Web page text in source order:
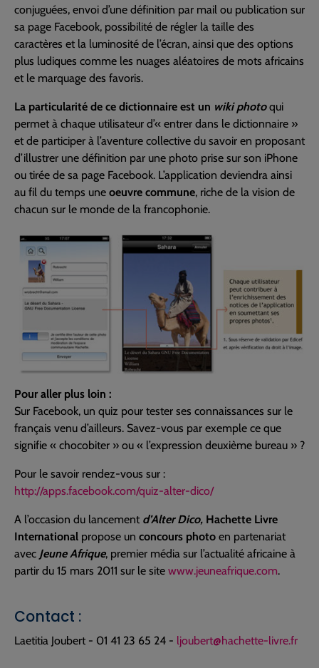
conjuguées, envoi d’une définition par mail ou publication sur
sa page Facebook, possibilité de régler la taille des
caractères et la luminosité de l’écran, ainsi que des options
plus ludiques comme les nuages aléatoires de mots africains
et le marquage des favoris.
La particularité de ce dictionnaire est un wiki photoqui
permet à chaque utilisateur d’« entrer dans le dictionnaire »
et de participer à l’aventure collective du savoir en proposant
d’illustrer une définition par une photo prise sur son iPhone
ou tirée de sa page Facebook. L’application deviendra ainsi
au fil du temps une oeuvre commune, riche de la vision de
chacun sur le monde de la francophonie.
Pour aller plus loin :
Sur Facebook, un quiz pour tester ses connaissances sur le
français venu d’ailleurs. Savez-vous par exemple ce que
signifie « chocobiter » ou « l’expression deuxième bureau » ?
Pour le savoir rendez-vous sur :
http://apps.facebook.com/quiz-alter-dico/
A l’occasion du lancement d’Alter Dico, Hachette Livre
International propose un concours photo en partenariat
avec Jeune Afrique, premier média sur l’actualité africaine à
partir du 15 mars 2011 sur le site www.jeuneafrique.com.
Contact :
Laetitia Joubert - 01 41 23 65 24 - ljoubert@hachette-livre.fr